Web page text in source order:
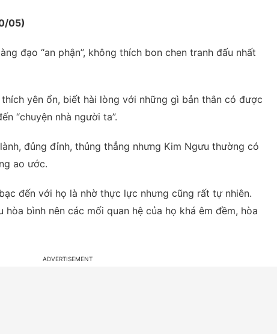
05)
đạo “an phận”, không thích bon chen tranh đấu nhất
yên ổn, biết hài lòng với những gì bản thân có được
“chuyện nhà người ta”.
đủng đỉnh, thủng thẳng nhưng Kim Ngưu thường có
ao ước.
đến với họ là nhờ thực lực nhưng cũng rất tự nhiên.
hòa bình nên các mối quan hệ của họ khá êm đềm, hòa